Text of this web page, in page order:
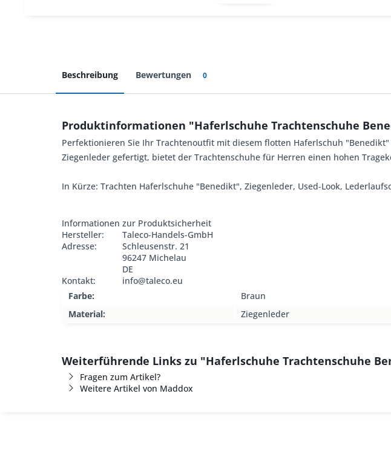
Beschreibung Bewertungen 0
Produktinformationen "Haferlschuhe Trachtenschuhe
Perfektionieren Sie Ihr Trachtenoutfit mit diesem flotten Haferlschuh
Ziegenleder gefertigt, bietet der Trachtenschuhe für Herren einen hohen
In Kürze: Trachten Haferlschuhe "Benedikt", Ziegenleder, Used-Look,
Informationen zur Produktsicherheit
Hersteller:
Taleco-Handels-GmbH
Adresse:
Schleusenstr. 21
96247 Michelau
DE
Kontakt:
info@taleco.eu
Farbe:
Braun
Material:
Ziegenleder
Weiterführende Links zu "Haferlschuhe Trachtenschuhe
Fragen zum Artikel?
Weitere Artikel von Maddox